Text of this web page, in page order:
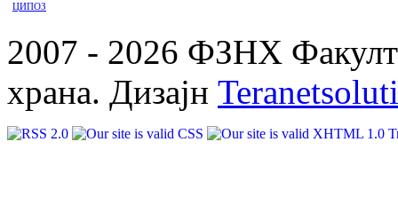
ЦИПОЗ
2007 - 2026 ФЗНХ
храна. Дизајн